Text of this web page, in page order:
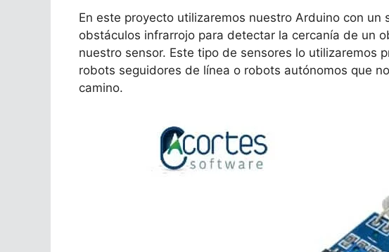
En este proyecto utilizaremos nuestro Arduino con
obstáculos infrarrojo para detectar la cercanía de un
nuestro sensor. Este tipo de sensores lo utilizaremos
robots seguidores de línea o robots autónomos que
camino.